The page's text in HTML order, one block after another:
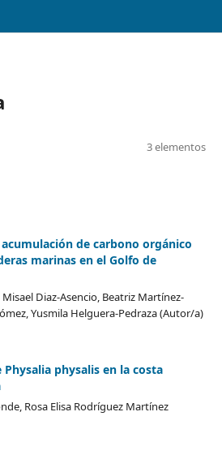
3 elementos
de carbono orgánico
marinas en el Golfo de
Diaz-Asencio, Beatriz Martínez-
Yusmila Helguera-Pedraza (Autor/a)
physalis en la costa
Rosa Elisa Rodríguez Martínez